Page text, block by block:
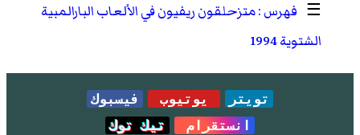
☰
متزحلقون ريفيون في الألعاب البارالمبية
الشتوية 1994
تويتر يوتيوب
فيسبوك
انستقرام
تيك توك